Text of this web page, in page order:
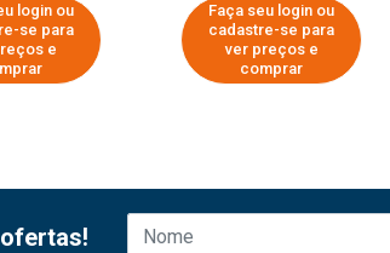
login ou
se para
e
Faça seu login ou
cadastre-se para
ver preços e
comprar